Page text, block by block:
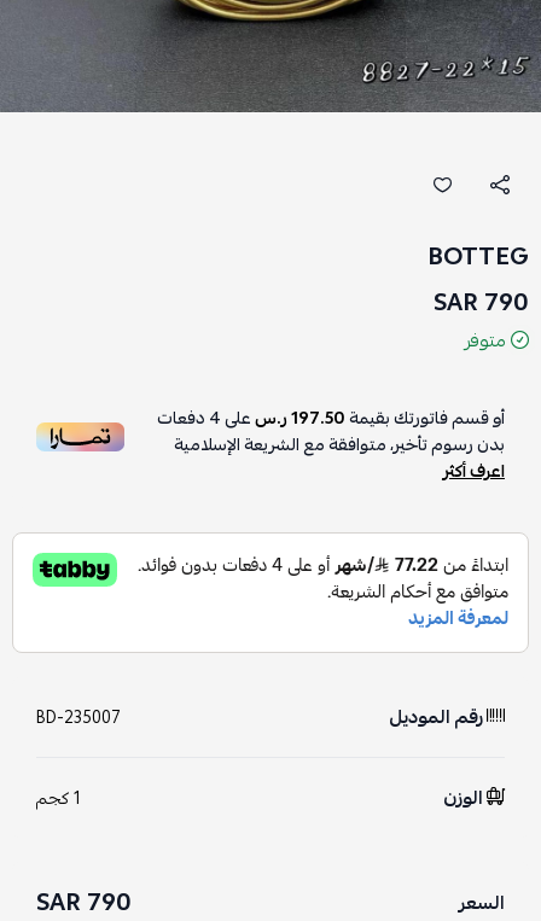
BOTTEG
790 SAR
متوفر
أو قسم فاتورتك بقيمة197.50 ر.س على4دفعات
بدون رسوم تأخير، متوافقة مع الشريعة الإسلامية
اعرف أكثر
رقم الموديل BD-235007
الوزن 1 كجم
السعر 790 SAR